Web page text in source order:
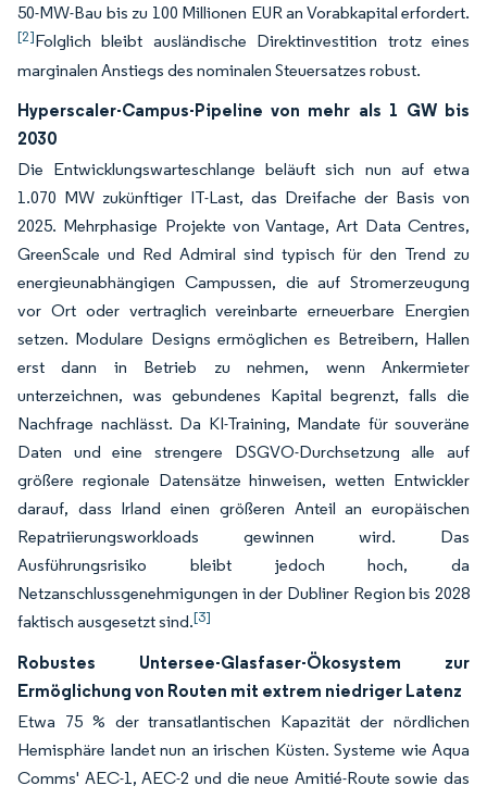
50-MW-Bau bis zu 100 Millionen EUR an Vorabkapital erfordert.
[2]Folglich bleibt ausländische Direktinvestition trotz eines
marginalen Anstiegs des nominalen Steuersatzes robust.
Hyperscaler-Campus-Pipeline von mehr als 1 GW bis
2030
Die Entwicklungswarteschlange beläuft sich nun auf etwa
1.070 MW zukünftiger IT-Last, das Dreifache der Basis von
2025. Mehrphasige Projekte von Vantage, Art Data Centres,
GreenScale und Red Admiral sind typisch für den Trend zu
energieunabhängigen Campussen, die auf Stromerzeugung
vor Ort oder vertraglich vereinbarte erneuerbare Energien
setzen. Modulare Designs ermöglichen es Betreibern, Hallen
erst dann in Betrieb zu nehmen, wenn Ankermieter
unterzeichnen, was gebundenes Kapital begrenzt, falls die
Nachfrage nachlässt. Da KI-Training, Mandate für souveräne
Daten und eine strengere DSGVO-Durchsetzung alle auf
größere regionale Datensätze hinweisen, wetten Entwickler
darauf, dass Irland einen größeren Anteil an europäischen
Repatriierungsworkloads gewinnen wird. Das
Ausführungsrisiko bleibt jedoch hoch, da
Netzanschlussgenehmigungen in der Dubliner Region bis 2028
faktisch ausgesetzt sind.[3]
Robustes Untersee-Glasfaser-Ökosystem zur
Ermöglichung von Routen mit extrem niedriger Latenz
Etwa 75 % der transatlantischen Kapazität der nördlichen
Hemisphäre landet nun an irischen Küsten. Systeme wie Aqua
Comms' AEC-1, AEC-2 und die neue Amitié-Route sowie das